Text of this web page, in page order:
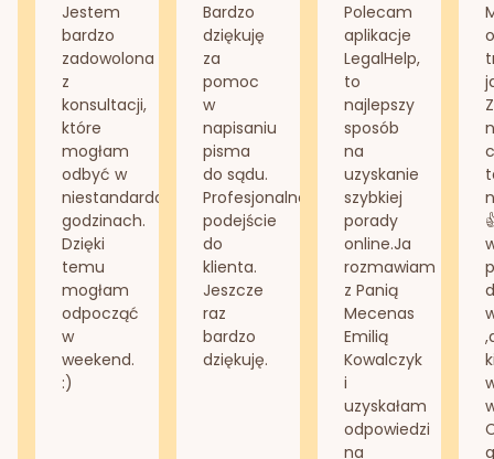
Jestem
bardzo
zadowolona
z
konsultacji,
które
mogłam
odbyć w
niestandardowych
godzinach.
Dzięki
temu
mogłam
odpocząć
w
weekend.
:)
Bardzo
dziękuję
za
pomoc
w
napisaniu
pisma
do sądu.
Profesjonalne
podejście
do
klienta.
Jeszcze
raz
bardzo
dziękuję.
Polecam
aplikacje
LegalHelp,
to
najlepszy
sposób
na
uzyskanie
szybkiej
porady
online.Ja
rozmawiam
z Panią
Mecenas
Emilią
Kowalczyk
i
uzyskałam
odpowiedzi
na